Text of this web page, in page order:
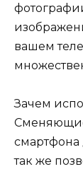
вашем
Зачем
смартфона
так же